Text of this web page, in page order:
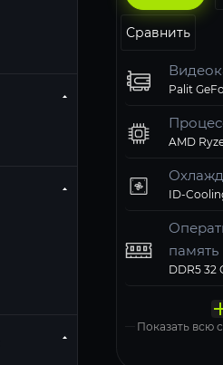
Сравнить
AMD
память
Windows
Показать всю